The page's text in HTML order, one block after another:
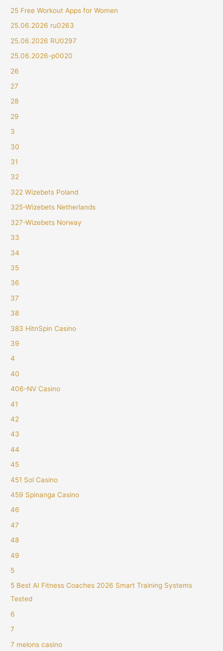
25 Free Workout Apps for Women
25.06.2026 ru0263
25.06.2026 RU0297
25.06.2026-p0020
26
27
28
29
3
30
31
32
322 Wizebets Poland
325-Wizebets Netherlands
327-Wizebets Norway
33
34
35
36
37
38
383 HitnSpin Casino
39
4
40
406-NV Casino
41
42
43
44
45
451 Sol Casino
459 Spinanga Casino
46
47
48
49
5
5 Best AI Fitness Coaches 2026 Smart Training Systems
Tested
6
7
7 melons casino